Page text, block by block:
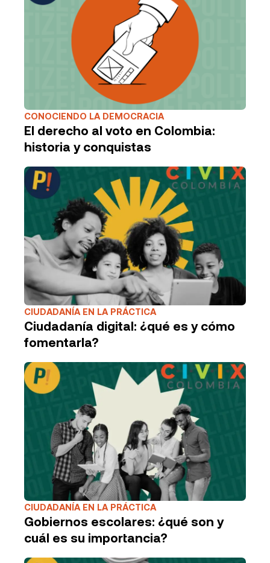
CONOCIENDO LA DEMOCRACIA
El derecho al voto en Colombia:
historia y conquistas
CIUDADANÍA EN LA PRÁCTICA
Ciudadanía digital: ¿qué es y cómo
fomentarla?
CIUDADANÍA EN LA PRÁCTICA
Gobiernos escolares: ¿qué son y
cuál es su importancia?